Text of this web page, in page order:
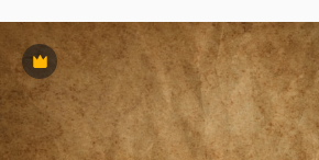
Premium